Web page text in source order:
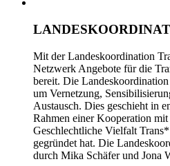
Mit der Landeskoordination
Netzwerk Angebote für die
bereit. Die
um Vernetzung,
Austausch. Dies geschieht in
Rahmen einer Kooperation
Geschlechtliche Vielfalt
gegründet hat. Die
durch Mika Schäfer und Jona